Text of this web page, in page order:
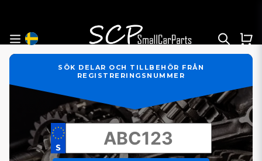
SÖK DELAR OCH TILLBEHÖR FRÅN
REGISTRERINGSNUMMER